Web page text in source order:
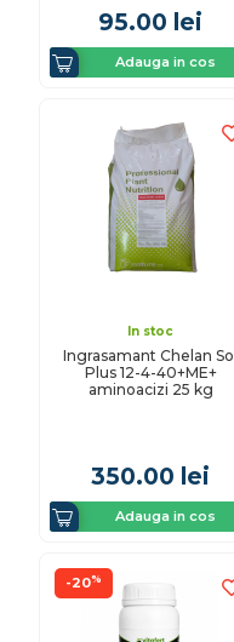
95.00 lei
Adauga in cos
In stoc
Ingrasamant Chelan Sol
Plus 12-4-40+ME+
aminoacizi 25 kg
350.00 lei
Adauga in cos
-20%